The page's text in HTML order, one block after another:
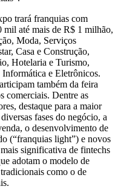
trará franquias com
até mais de R$ 1 milhão,
Moda, Serviços
Casa e Construção,
Hotelaria e Turismo,
e Eletrônicos.
também da feira
comerciais. Dentre as
destaque para a maior
fases do negócio, a
o desenvolvimento de
(“franquias light”) e novos
significativa de fintechs
adotam o modelo de
como o de